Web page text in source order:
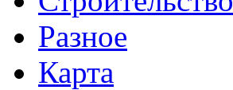
Разное
Карта